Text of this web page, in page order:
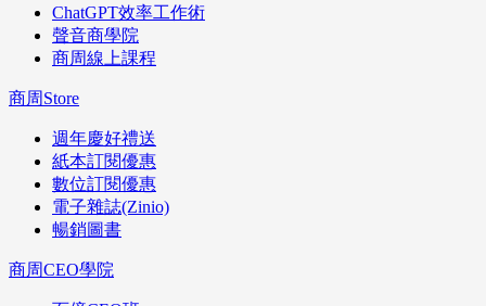
ChatGPT效率工作術
聲音商學院
商周線上課程
商周Store
週年慶好禮送
紙本訂閱優惠
數位訂閱優惠
電子雜誌(Zinio)
暢銷圖書
商周CEO學院